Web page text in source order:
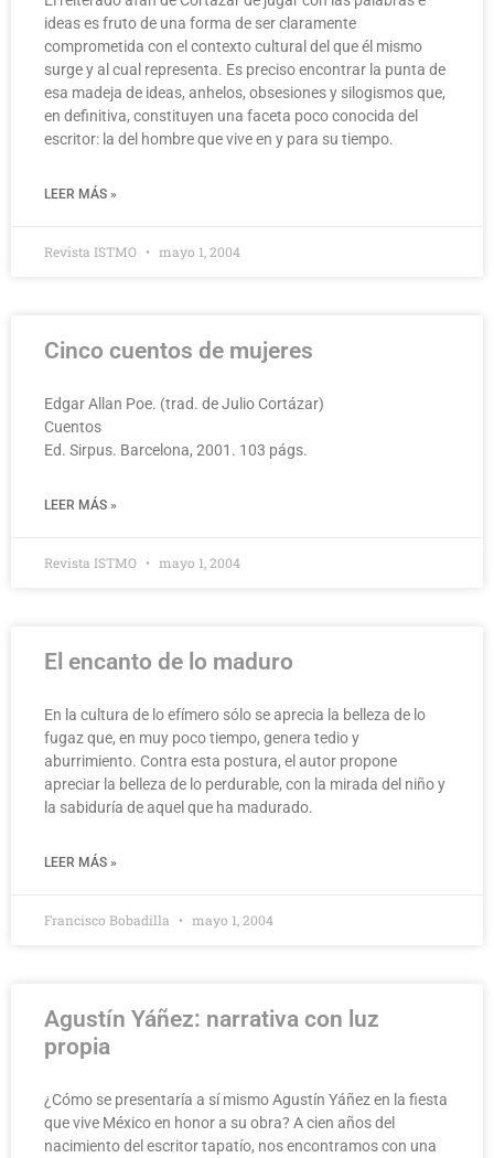
ideas es fruto de una forma de ser claramente
comprometida con el contexto cultural del que él mismo
surge y al cual representa. Es preciso encontrar la punta de
esa madeja de ideas, anhelos, obsesiones y silogismos que,
en definitiva, constituyen una faceta poco conocida del
escritor: la del hombre que vive en y para su tiempo.
LEER MÁS »
Revista ISTMO mayo 1, 2004
Cinco cuentos de mujeres
Edgar Allan Poe. (trad. de Julio Cortázar)
Cuentos
Ed. Sirpus. Barcelona, 2001. 103 págs.
LEER MÁS »
Revista ISTMO mayo 1, 2004
El encanto de lo maduro
En la cultura de lo efímero sólo se aprecia la belleza de lo
fugaz que, en muy poco tiempo, genera tedio y
aburrimiento. Contra esta postura, el autor propone
apreciar la belleza de lo perdurable, con la mirada del niño y
la sabiduría de aquel que ha madurado.
LEER MÁS »
Francisco Bobadilla mayo 1, 2004
Agustín Yáñez: narrativa con luz
propia
¿Cómo se presentaría a sí mismo Agustín Yáñez en la fiesta
que vive México en honor a su obra? A cien años del
nacimiento del escritor tapatío, nos encontramos con una